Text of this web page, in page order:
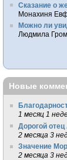
Сказание о
Монахиня
Можно ли
Людмила
Новые
1 месяц 1
Дорогой
2 месяца 3
Значение
2 месяца 3